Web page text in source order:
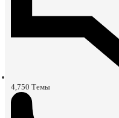
4,750 Темы